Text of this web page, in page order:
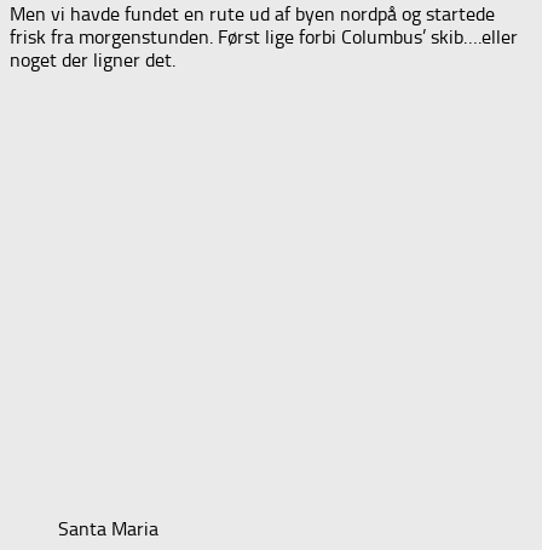
Men vi havde fundet en rute ud af byen nordpå og startede
frisk fra morgenstunden. Først lige forbi Columbus’ skib….eller
noget der ligner det.
Santa Maria